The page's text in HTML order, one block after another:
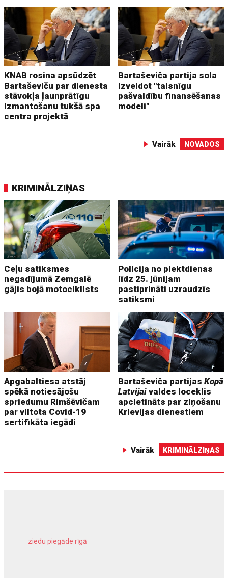
KNAB rosina apsūdzēt
Bartaševiču par dienesta
stāvokļa ļaunprātīgu
izmantošanu tukšā spa
centra projektā
Bartaševiča partija sola
izveidot "taisnīgu
pašvaldību finansēšanas
modeli"
Vairāk NOVADOS
KRIMINĀLZIŅAS
Ceļu satiksmes
negadījumā Zemgalē
gājis bojā motociklists
Policija no piektdienas
līdz 25. jūnijam
pastiprināti uzraudzīs
satiksmi
Apgabaltiesa atstāj
spēkā notiesājošu
spriedumu Rimšēvičam
par viltota Covid-19
sertifikāta iegādi
Bartaševiča partijasKopā
Latvijai valdes loceklis
apcietināts par ziņošanu
Krievijas dienestiem
Vairāk KRIMINĀLZIŅAS
ziedu piegāde rīgā